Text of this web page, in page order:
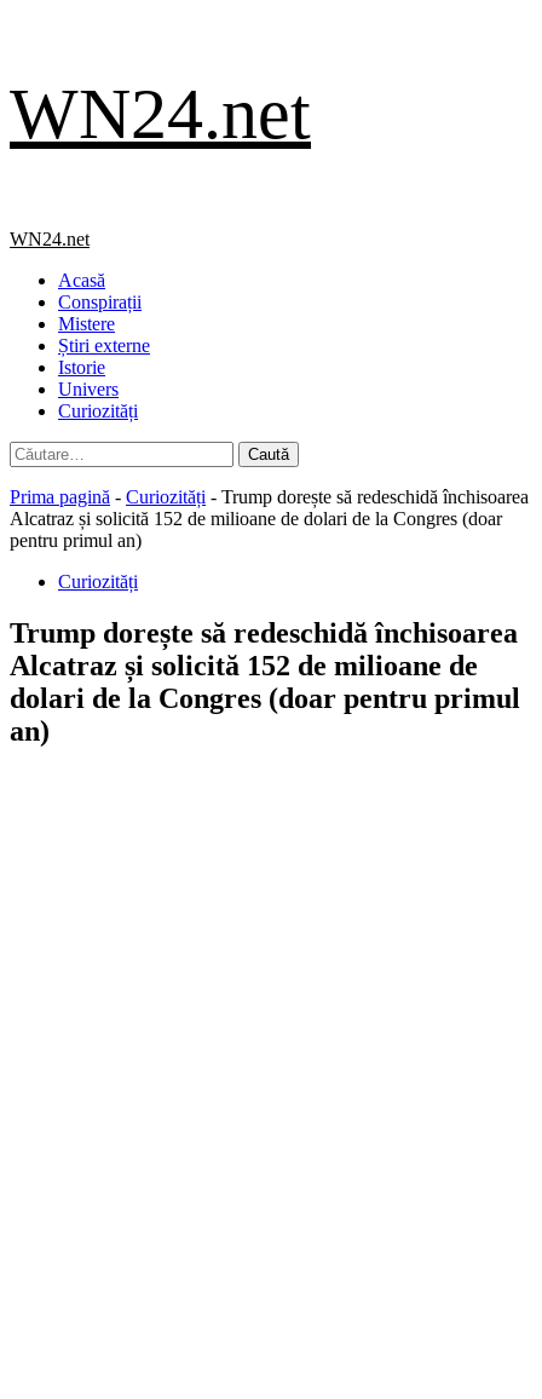
to
content
WN24.net
Primary
WN24.net
Acasă
Conspirații
Mistere
Știri externe
Istorie
Univers
Curiozități
Caută
după:
Prima pagină - Curiozități - Trump dorește să redeschidă închisoarea
Alcatraz și solicită 152 de milioane de dolari de la Congres (doar
pentru primul an)
Curiozități
Trump dorește să redeschidă închisoarea
Alcatraz și solicită 152 de milioane de
dolari de la Congres (doar pentru primul
an)